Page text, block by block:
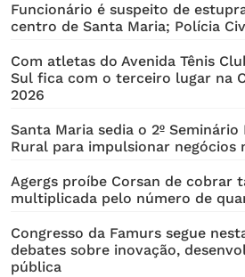
Funcionário é suspeito de
centro de Santa Maria; Polícia
Com atletas do Avenida Tênis
Sul fica com o terceiro lugar na
2026
Santa Maria sedia o 2º
Rural para impulsionar negócios
Agergs proíbe Corsan de cobrar
multiplicada pelo número de
Congresso da Famurs segue
debates sobre inovação,
pública